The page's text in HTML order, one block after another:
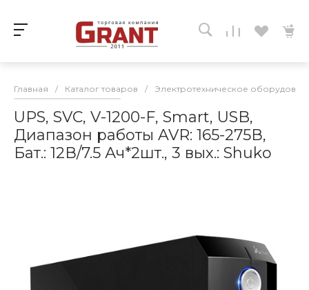
Главная / Каталог товаров / Электротехническое
UPS, SVC, V-1200-F, Smart, USB,
Диапазон работы AVR: 165-275В,
Бат.: 12В/7.5 Ач*2шт., 3 вых.: Shuko